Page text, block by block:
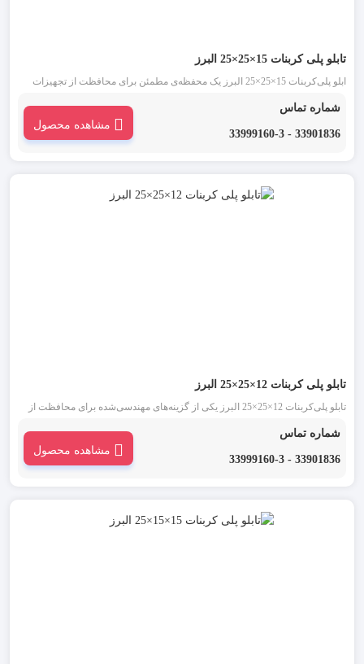
تابلو پلی‌ کربنات 15×25×25 البرز
ابلو پلی‌کربنات 15×25×25 البرز یک محفظه‌ی مطمئن برای محافظت از تجهیزات
پلی‌کربنات فشرده، این تابلو را به یکی از گزینه‌های پرکاربرد در پروژه‌های صنعتی و
شماره تماس
33901836 - 33999160-3
مشاهده محصول
تابلو پلی‌ کربنات 12×25×25 البرز
تابلو پلی‌کربنات 12×25×25 البرز یکی از گزینه‌های مهندسی‌شده برای محافظت از
فشرده در ساختار این تابلو، علاوه‌بر سبک بودن، مقاومت بسیار بالایی در برابر
شماره تماس
33901836 - 33999160-3
مشاهده محصول